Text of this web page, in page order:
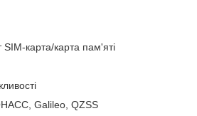
SIM-карта/карта пам'яті
Galileo, QZSS